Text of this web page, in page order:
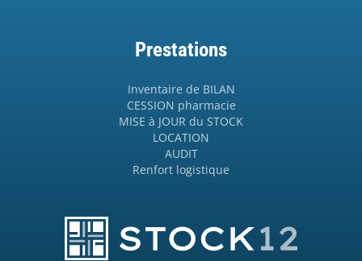
Prestations
Inventaire de BILAN
CESSION pharmacie
MISE à JOUR du STOCK
LOCATION
AUDIT
Renfort logistique